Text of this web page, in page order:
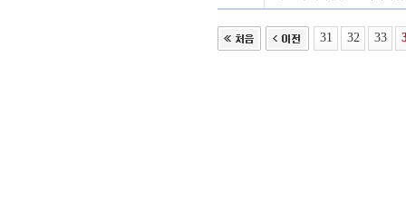
31 32 33